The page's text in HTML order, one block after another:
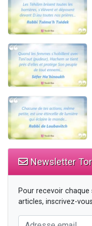
Newsletter
Pour recevoir
articles, inscrivez-